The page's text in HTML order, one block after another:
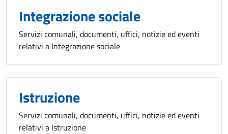
Integrazione sociale
Servizi comunali, documenti, uffici, notizie ed eventi
relativi a Integrazione sociale
Istruzione
Servizi comunali, documenti, uffici, notizie ed eventi
relativi a Istruzione